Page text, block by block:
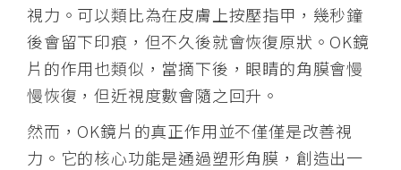
視力。可以類比為在皮膚上按壓指甲，幾秒鐘
後會留下印痕，但不久後就會恢復原狀。OK鏡
片的作用也類似，當摘下後，眼睛的角膜會慢
慢恢復，但近視度數會隨之回升。
然而，OK鏡片的真正作用並不僅僅是改善視
力。它的核心功能是通過塑形角膜，創造出一